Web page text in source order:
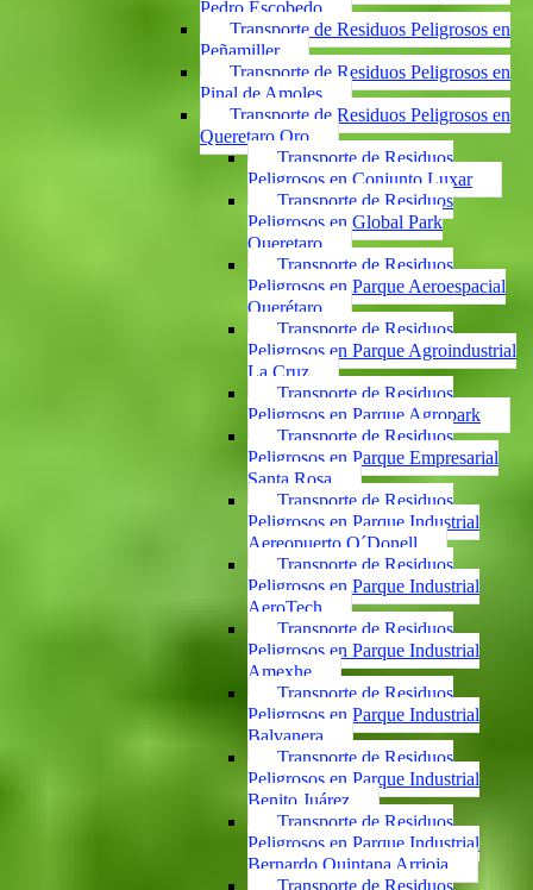
Pedro Escobedo
Transporte de Residuos Peligrosos en
Peñamiller
Transporte de Residuos Peligrosos en
Pinal de Amoles
Transporte de Residuos Peligrosos en
Queretaro Qro
Transporte de Residuos
Peligrosos en Conjunto Luxar
Transporte de Residuos
Peligrosos en Global Park
Queretaro
Transporte de Residuos
Peligrosos en Parque Aeroespacial
Querétaro
Transporte de Residuos
Peligrosos en Parque Agroindustrial
La Cruz
Transporte de Residuos
Peligrosos en Parque Agropark
Transporte de Residuos
Peligrosos en Parque Empresarial
Santa Rosa
Transporte de Residuos
Peligrosos en Parque Industrial
Aereopuerto O´Donell
Transporte de Residuos
Peligrosos en Parque Industrial
AeroTech
Transporte de Residuos
Peligrosos en Parque Industrial
Amexhe
Transporte de Residuos
Peligrosos en Parque Industrial
Balvanera
Transporte de Residuos
Peligrosos en Parque Industrial
Benito Juárez
Transporte de Residuos
Peligrosos en Parque Industrial
Bernardo Quintana Arrioja
Transporte de Residuos